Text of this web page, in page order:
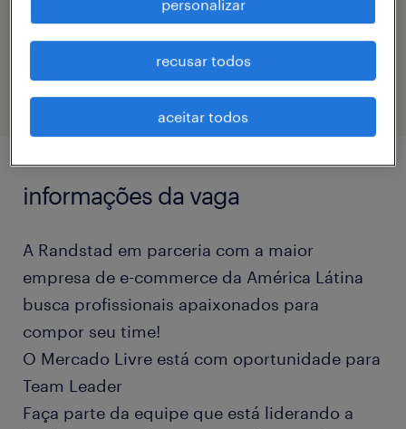
eTalent_JP-183185
informações da vaga
A Randstad em parceria com a maior
empresa de e-commerce da América Látina
busca profissionais apaixonados para
compor seu time!
O Mercado Livre está com oportunidade para
Team Leader
Faça parte da equipe que está liderando a
personalizar
recusar todos
aceitar todos